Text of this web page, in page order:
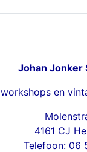
Johan Jonker
workshops en
4161 CJ
Telefoon: 06